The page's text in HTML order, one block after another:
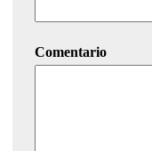
Comentario